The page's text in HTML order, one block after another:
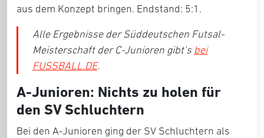
aus dem Konzept bringen. Endstand: 5:1.
Alle Ergebnisse der Süddeutschen Futsal-
Meisterschaft der C-Junioren gibt’s bei
FUSSBALL.DE.
A-Junioren: Nichts zu holen für
den SV Schluchtern
Bei den A-Junioren ging der SV Schluchtern als